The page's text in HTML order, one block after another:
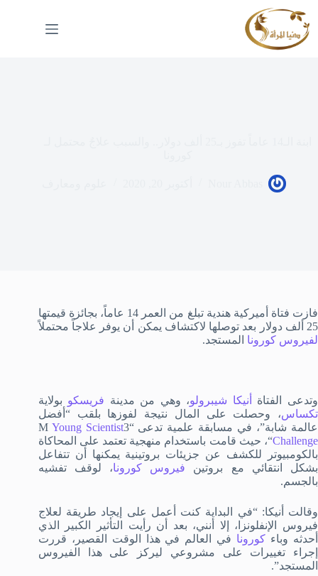
إلى
المحتوى
فازت فتاة أميركية هندية تبلغ من العمر 14 عاماً، بجائزة قيمتها
25 ألف دولار بعد توصلها لاكتشاف يمكن أن يوفر علاجاً محتملاً
لفيروس كورونا المستجد.
وتدعى الفتاة أنيكا شيبرولو، وهي من مدينة فريسكو بولاية
تكساس، وحصلت على المال نتيجة لفوزها بلقب “أفضل
عالمة شابة”، في مسابقة علمية تدعى “3
M Young Scientist
Challenge“، حيث قامت باستخدام منهجية تعتمد على المحاكاة
بالكومبيوتر للكشف عن جزيئات بروتينية يمكنها أن تتفاعل
بشكل انتقائي مع بروتين فيروس كورونا، لوقف تفشيه
بالجسم.
وقالت أنيكا: “في البداية كنت أعمل على إيجاد طريقة لعلاج
فيروس الإنفلونزا، إلا أنني، بعد أن رأيت التأثير الكبير الذي
أحدثه وباء كورونا في العالم في هذا الوقت القصير، قررت
إجراء تغييرات على مشروعي ليركز على هذا الفيروس
المستجد”.